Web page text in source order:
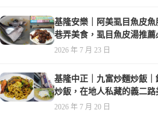
基隆安樂｜阿美虱目魚皮
巷弄美食，虱目魚皮湯推薦
2026 年 7 月 23 日
基隆中正｜九富炒麵炒飯
炒飯，在地人私藏的義二路
2026 年 7 月 20 日